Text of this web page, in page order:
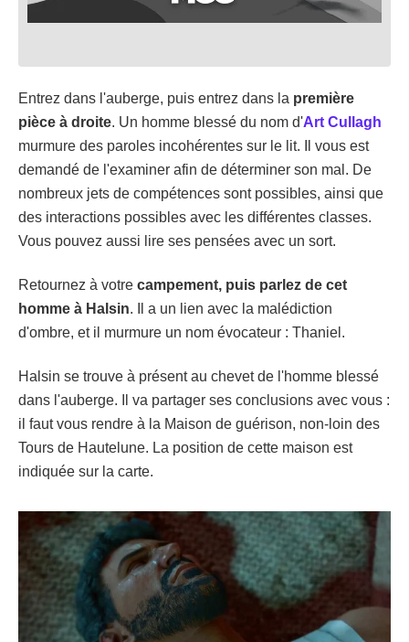
Entrez dans l'auberge, puis entrez dans la première
pièce à droite. Un homme blessé du nom d'Art Cullagh
murmure des paroles incohérentes sur le lit. Il vous est
demandé de l'examiner afin de déterminer son mal. De
nombreux jets de compétences sont possibles, ainsi que
des interactions possibles avec les différentes classes.
Vous pouvez aussi lire ses pensées avec un sort.
Retournez à votre campement, puis parlez de cet
homme à Halsin. Il a un lien avec la malédiction
d'ombre, et il murmure un nom évocateur : Thaniel.
Halsin se trouve à présent au chevet de l'homme blessé
dans l'auberge. Il va partager ses conclusions avec vous :
il faut vous rendre à la Maison de guérison, non-loin des
Tours de Hautelune. La position de cette maison est
indiquée sur la carte.